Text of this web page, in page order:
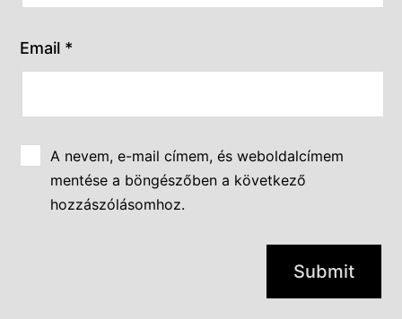
Email *
A nevem, e-mail címem, és weboldalcímem
mentése a böngészőben a következő
hozzászólásomhoz.